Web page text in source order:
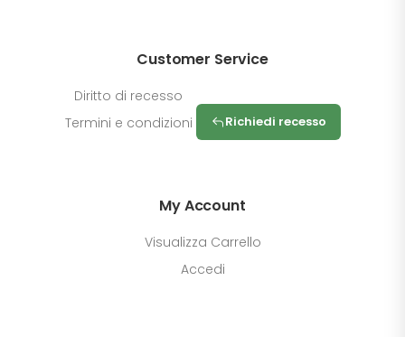
Customer Service
Diritto di recesso
Termini e condizioni
Richiedi recesso
My Account
Visualizza Carrello
Accedi